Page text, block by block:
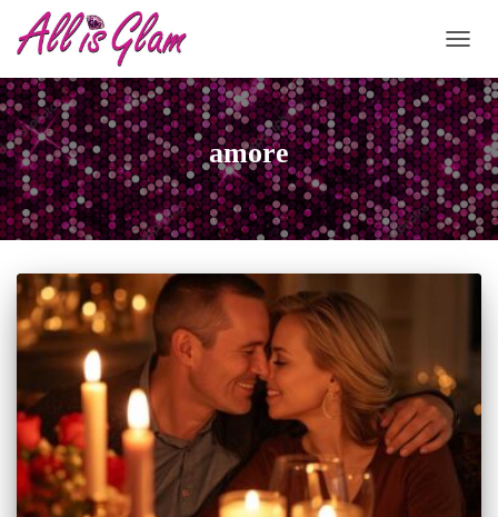
amore